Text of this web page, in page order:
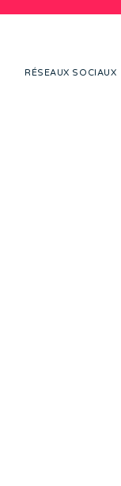
RÉSEAUX SOCIAUX